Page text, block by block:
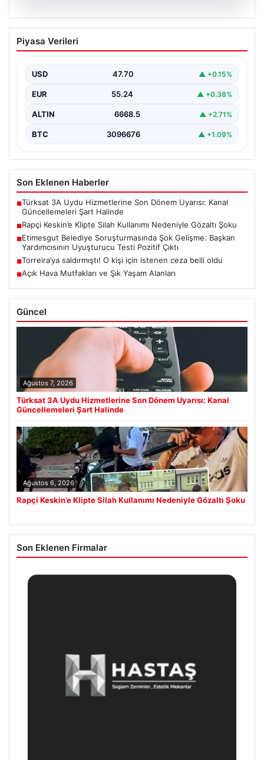
06.08.2026
Rapçi Keskin’e Klipte Silah Kullanımı
Nedeniyle Gözaltı Şoku
gerçekleştirdiği klip çekimi sırasında silah kullanımı…
Piyasa Verileri
USD 47.70 ▲ +0.15%
EUR 55.24 ▲ +0.38%
ALTIN 6668.5 ▲ +2.71%
BTC 3096676 ▲ +1.09%
Son Eklenen Haberler
■Türksat 3A Uydu Hizmetlerine Son Dönem Uyarısı: Kanal
Güncellemeleri Şart Halinde
■Rapçi Keskin’e Klipte Silah Kullanımı Nedeniyle Gözaltı Şoku
■Etimesgut Belediye Soruşturmasında Şok Gelişme: Başkan
Yardımcısının Uyuşturucu Testi Pozitif Çıktı
■Torreira’ya saldırmıştı! O kişi için istenen ceza belli oldu
■Açık Hava Mutfakları ve Şık Yaşam Alanları
Güncel
Ağustos 7, 2026
Türksat 3A Uydu Hizmetlerine Son Dönem Uyarısı: Kanal
Güncellemeleri Şart Halinde
Ağustos 6, 2026
Rapçi Keskin’e Klipte Silah Kullanımı Nedeniyle Gözaltı Şoku
Son Eklenen Firmalar